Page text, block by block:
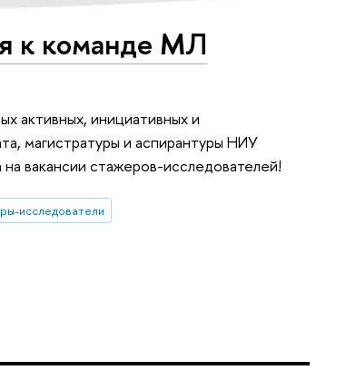
к команде МЛ
активных, инициативных и
магистратуры и аспирантуры НИУ
вакансии стажеров-исследователей!
исследователи